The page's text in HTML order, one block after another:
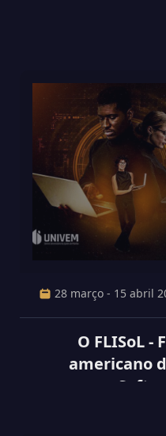
28 março - 15 abril
O FLISoL -
americano